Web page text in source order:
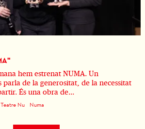
hem estrenat NUMA. Un
parla de la generositat, de la necessitat
És una obra de...
Teatre Nu Numa